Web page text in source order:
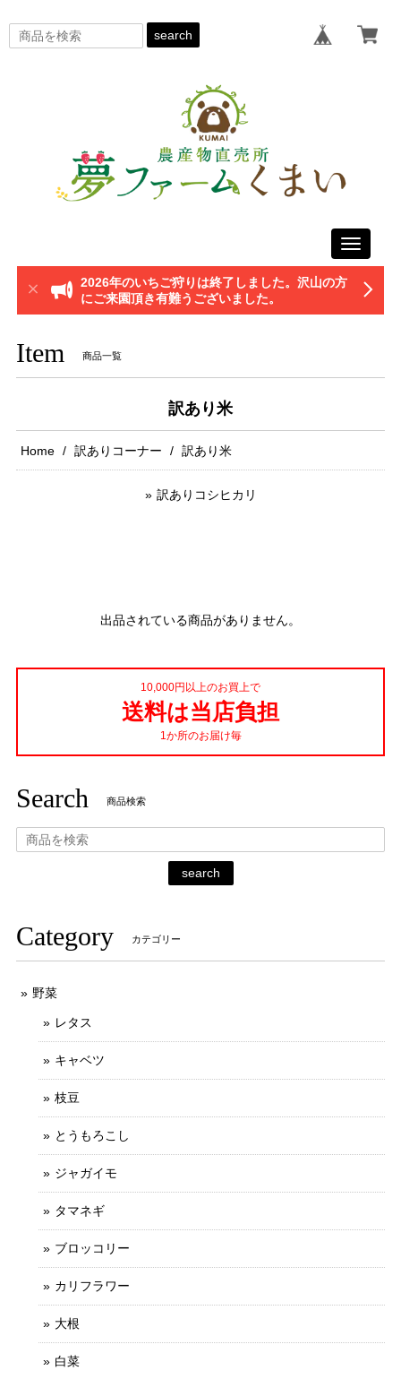
search
Toggle
2026年のいちご狩りは終了しました。沢山の方
にご来園頂き有難うございました。
Item 商品一覧
訳あり米
Home 訳ありコーナー 訳あり米
訳ありコシヒカリ
出品されている商品がありません。
10,000円以上のお買上で
送料は当店負担
1か所のお届け毎
Search 商品検索
search
Category カテゴリー
野菜
レタス
キャベツ
枝豆
とうもろこし
ジャガイモ
タマネギ
ブロッコリー
カリフラワー
大根
白菜